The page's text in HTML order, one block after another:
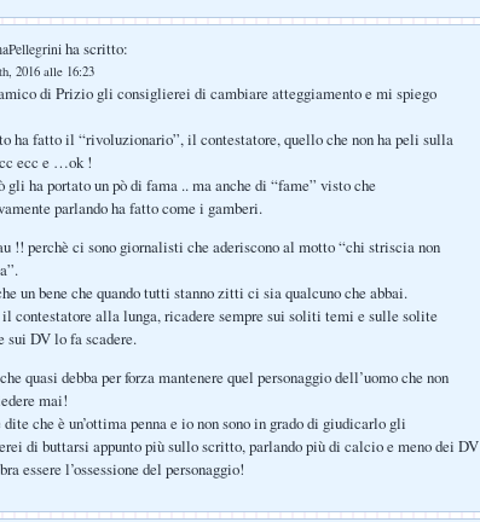
ha scritto:
2016 alle 16:23
di Prizio gli consiglierei di cambiare atteggiamento e mi spiego
ha fatto il “rivoluzionario”, il contestatore, quello che non ha peli sulla
ecc e …ok !
gli ha portato un pò di fama .. ma anche di “fame” visto che
parlando ha fatto come i gamberi.
!! perchè ci sono giornalisti che aderiscono al motto “chi striscia non
un bene che quando tutti stanno zitti ci sia qualcuno che abbai.
contestatore alla lunga, ricadere sempre sui soliti temi e sulle solite
sui DV lo fa scadere.
quasi debba per forza mantenere quel personaggio dell’uomo che non
mai!
che è un’ottima penna e io non sono in grado di giudicarlo gli
di buttarsi appunto più sullo scritto, parlando più di calcio e meno dei DV
essere l’ossessione del personaggio!